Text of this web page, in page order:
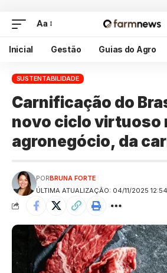
Aa
Inicial Gestão Guias do Agro
SUSTENTABILIDADE
Carnificação do
novo ciclo virtuoso
agronegócio, da
ÚLTIMA ATUALIZAÇÃO: 04/11/2025 12:54
PORBRUNA FORTE